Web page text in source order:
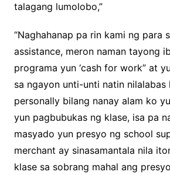
talagang lumolobo,”
“Naghahanap pa rin kami ng para
assistance, meron naman tayong
programa yun ‘cash for work” at
sa ngayon unti-unti natin nilalabas
personally bilang nanay alam ko
yun pagbubukas ng klase, isa pa
masyado yun presyo ng school
merchant ay sinasamantala nila
klase sa sobrang mahal ang